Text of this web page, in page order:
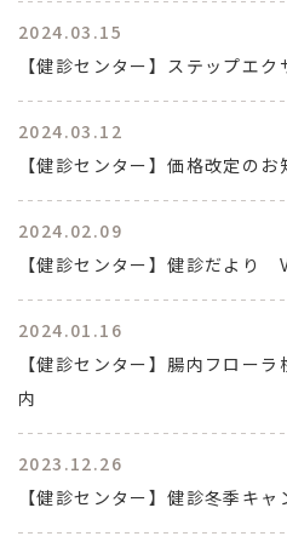
2024.03.15
【健診センター】ステップエ
2024.03.12
【健診センター】価格改定のお
2024.02.09
【健診センター】健診だより
2024.01.16
【健診センター】腸内フロー
内
2023.12.26
【健診センター】健診冬季キ